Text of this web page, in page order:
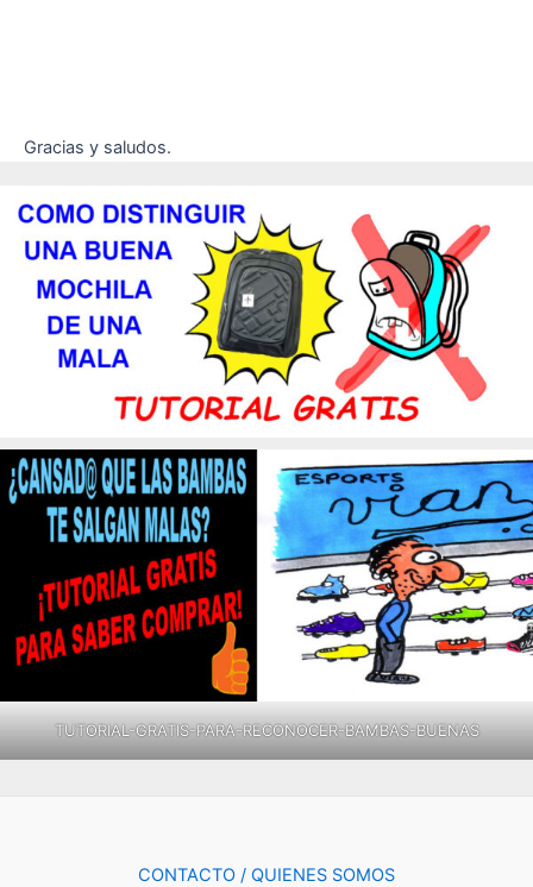
Gracias y saludos.
TUTORIAL-GRATIS-PARA-RECONOCER-BAMBAS-BUENAS
CONTACTO / QUIENES SOMOS